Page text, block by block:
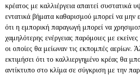
κρέατος με καλλιέργεια απαιτεί συστατικά
εντατικά βήματα καθαρισμού μπορεί να μην
ότι η εμπορική παραγωγή μπορεί να
χαμηλότερης ενέργειας παρόμοιες με
οι οποίες θα μείωναν τις εκπομπές αερίων.
εκτιμήσει ότι το καλλιεργημένο κρέας θα
αντίκτυπο στο κλίμα σε σύγκριση με την